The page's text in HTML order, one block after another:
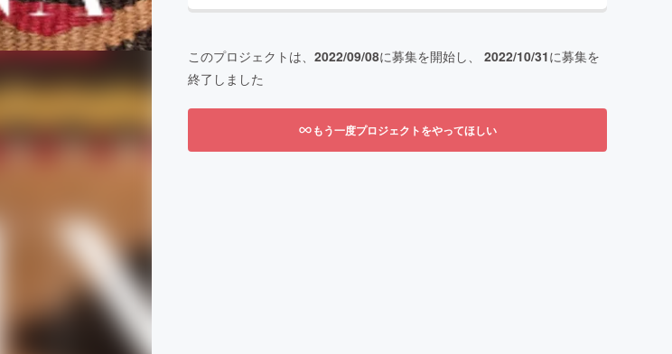
このプロジェクトは、 2022/09/08に募集を開始し、 2022/10/31に募集を
終了しました
もう一度プロジェクトをやってほしい